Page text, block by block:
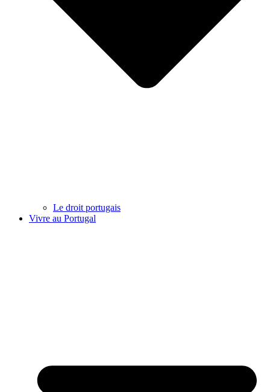
Le droit portugais
Vivre au Portugal